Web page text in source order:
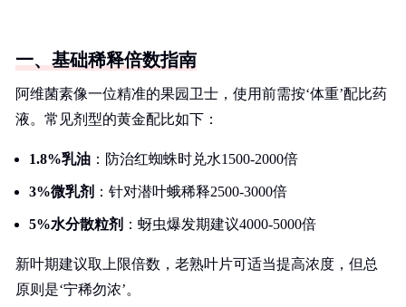
一、基础稀释倍数指南
阿维菌素像一位精准的果园卫士，使用前需按‘体重’配比药
液。常见剂型的黄金配比如下：
1.8%乳油 ：防治红蜘蛛时兑水1500-2000倍
3%微乳剂 ：针对潜叶蛾稀释2500-3000倍
5%水分散粒剂 ：蚜虫爆发期建议4000-5000倍
新叶期建议取上限倍数，老熟叶片可适当提高浓度，但总
原则是‘宁稀勿浓’。